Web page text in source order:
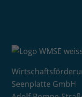
Seenplatte GmbH